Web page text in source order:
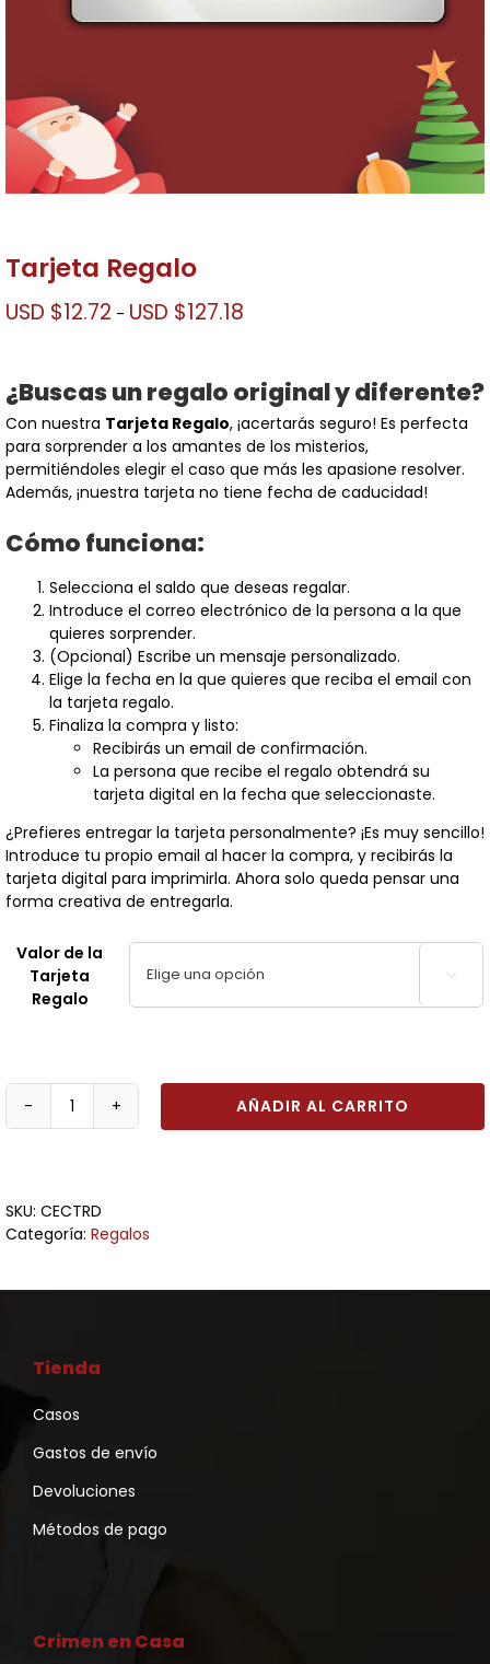
Tarjeta Regalo
USD $12.72 - USD $127.18
desde
USD
$12.72
hasta
USD
$127.18
¿Buscas un regalo original y diferente?
Con nuestra Tarjeta Regalo, ¡acertarás seguro! Es perfecta
para sorprender a los amantes de los misterios,
permitiéndoles elegir el caso que más les apasione resolver.
Además, ¡nuestra tarjeta no tiene fecha de caducidad!
Cómo funciona:
Selecciona el saldo que deseas regalar.
Introduce el correo electrónico de la persona a la que
quieres sorprender.
(Opcional) Escribe un mensaje personalizado.
Elige la fecha en la que quieres que reciba el email con
la tarjeta regalo.
Finaliza la compra y listo:
Recibirás un email de confirmación.
La persona que recibe el regalo obtendrá su
tarjeta digital en la fecha que seleccionaste.
¿Prefieres entregar la tarjeta personalmente? ¡Es muy sencillo!
Introduce tu propio email al hacer la compra, y recibirás la
tarjeta digital para imprimirla. Ahora solo queda pensar una
forma creativa de entregarla.
Valor de la
Tarjeta
Regalo

Tarjeta
AÑADIR AL CARRITO
SKU: CECTRD
Categoría: Regalos
Tienda
Casos
Gastos de envío
Devoluciones
Métodos de pago
Crimen en Casa